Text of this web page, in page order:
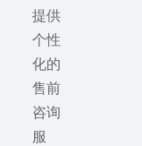
提供
个性
化的
售前
咨询
服